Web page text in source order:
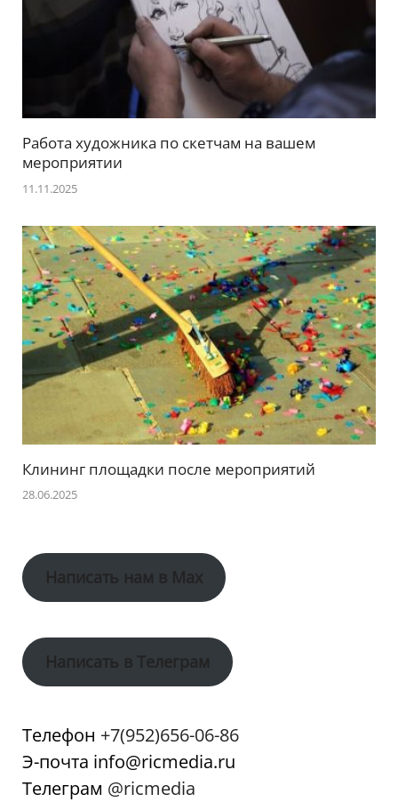
Работа художника по скетчам на вашем
мероприятии
11.11.2025
Клининг площадки после мероприятий
28.06.2025
Написать нам в Max
Написать в Телеграм
Телефон +7(952)656-06-86
Э-почта info@ricmedia.ru
Телеграм @ricmedia